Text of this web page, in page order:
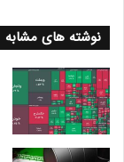
نوشته های مشابه